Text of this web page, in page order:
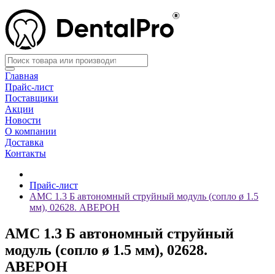
Главная
Прайс-лист
Поставщики
Акции
Новости
О компании
Доставка
Контакты
Прайс-лист
АМС 1.3 Б автономный струйный модуль (сопло ø 1.5
мм), 02628. АВЕРОН
АМС 1.3 Б автономный струйный
модуль (сопло ø 1.5 мм), 02628.
АВЕРОН